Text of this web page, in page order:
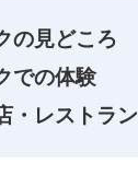
の見どころ
での体験
・レストラン